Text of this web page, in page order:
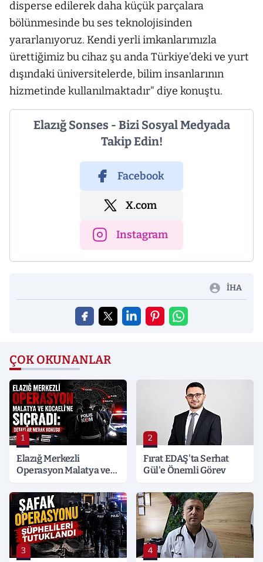
disperse edilerek daha küçük parçalara
bölünmesinde bu ses teknolojisinden
yararlanıyoruz. Kendi yerli imkanlarımızla
ürettiğimiz bu cihaz şu anda Türkiye’deki ve yurt
dışındaki üniversitelerde, bilim insanlarının
hizmetinde kullanılmaktadır" diye konuştu.
Elazığ Sonses - Bizi Sosyal Medyada
Takip Edin!
Facebook
X.com
Instagram
İHA
ÇOK OKUNANLAR
1
Elazığ Merkezli
Operasyon Malatya ve
Detaylar Merak Konusu
2
Fırat EDAŞ'ta Serhat
Gül'e Önemli Görev
3 4